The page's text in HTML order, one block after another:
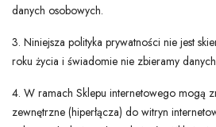
danych osobowych.
3. Niniejsza polityka prywatności nie jest
roku życia i świadomie nie zbieramy
4. W ramach Sklepu internetowego mogą
zewnętrzne (hiperłącza) do witryn